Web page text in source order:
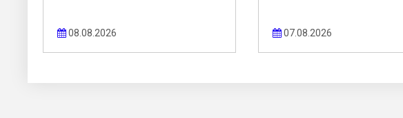
08.08.2026 07.08.2026